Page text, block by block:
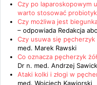
Czy po laparoskopowym
warto stosować
Czy możliwa jest
– odpowiada Redakcja
Czy usuwa się pęcherzyk
med. Marek Rawski
Co oznacza pęcherzyk
Dr n. med. Andrzej
Ataki kolki i złogi w
med. Wojciech Kawiorski